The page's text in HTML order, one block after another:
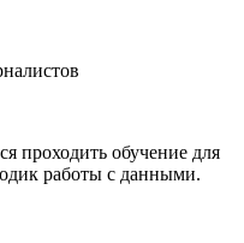
проходить обучение для
работы с данными.